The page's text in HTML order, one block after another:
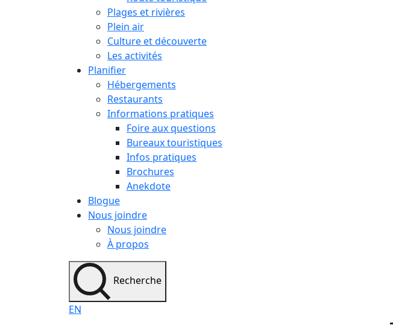
Plages et rivières
Plein air
Culture et découverte
Les activités
Planifier
Hébergements
Restaurants
Informations pratiques
Foire aux questions
Bureaux touristiques
Infos pratiques
Brochures
Anekdote
Blogue
Nous joindre
Nous joindre
À propos
Recherche
EN